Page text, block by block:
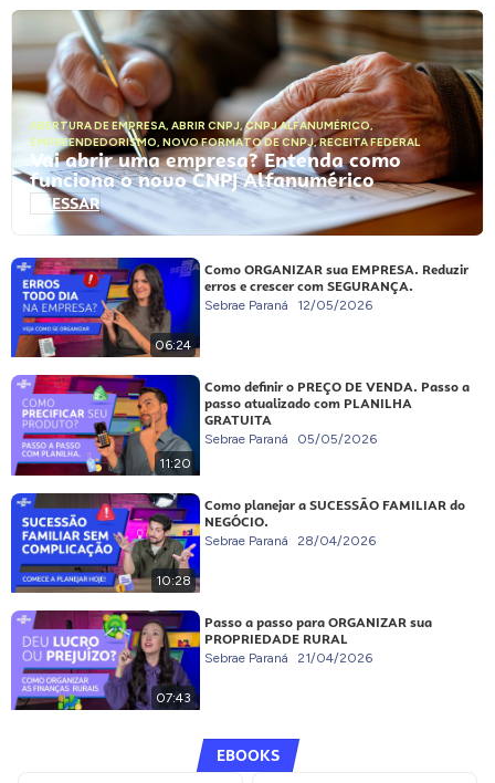
ABERTURA DE EMPRESA, ABRIR CNPJ,CNPJ ALFANUMÉRICO,
EMPREENDEDORISMO, NOVO FORMATO DE CNPJ,RECEITA FEDERAL
Vai abrir uma empresa? Entenda como
funciona o novo CNPJ Alfanumérico
ACESSAR
06:24
Como ORGANIZAR sua EMPRESA. Reduzir
erros e crescer com SEGURANÇA.
Sebrae Paraná 12/05/2026
11:20
Como definir o PREÇO DE VENDA. Passo a
passo atualizado com PLANILHA
GRATUITA
Sebrae Paraná 05/05/2026
10:28
Como planejar a SUCESSÃO FAMILIAR do
NEGÓCIO.
Sebrae Paraná 28/04/2026
07:43
Passo a passo para ORGANIZAR sua
PROPRIEDADE RURAL
Sebrae Paraná 21/04/2026
EBOOKS